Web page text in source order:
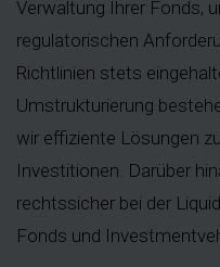
Verwaltung Ihrer Fonds,
regulatorischen
Richtlinien stets
Umstrukturierung
wir effiziente Lösungen
Investitionen. Darüber
rechtssicher bei der
Fonds und